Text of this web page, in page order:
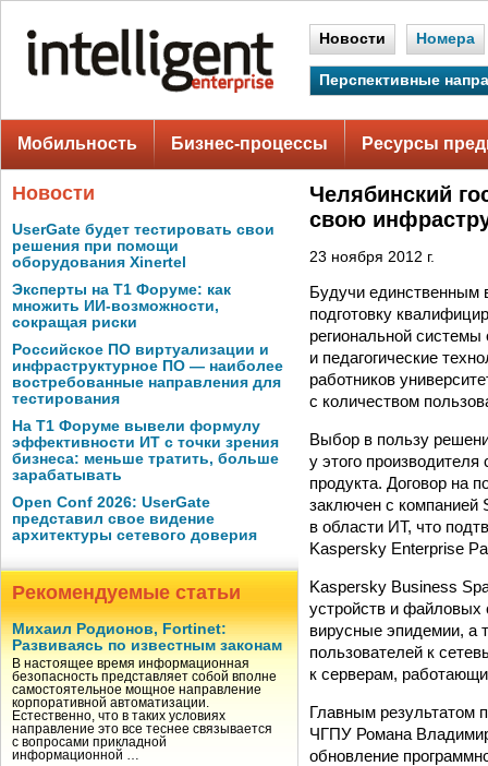
Новости Номера
Перспективные
Мобильность Бизнес-процессы Ресурсы
Новости
UserGate будет тестировать свои
решения при помощи
оборудования Xinertel
Эксперты на Т1 Форуме: как
множить ИИ-возможности,
сокращая риски
Российское ПО виртуализации и
инфраструктурное ПО — наиболее
востребованные направления для
тестирования
На Т1 Форуме вывели формулу
эффективности ИТ с точки зрения
бизнеса: меньше тратить, больше
зарабатывать
Open Conf 2026: UserGate
представил свое видение
архитектуры сетевого доверия
Рекомендуемые статьи
Михаил Родионов, Fortinet:
Развиваясь по известным законам
В настоящее время информационная
безопасность представляет собой вполне
самостоятельное мощное направление
корпоративной автоматизации.
Естественно, что в таких условиях
направление это все теснее связывается
с вопросами прикладной
информационной …
Челябинский
свою
23 ноября 2012 г.
Будучи единственным
подготовку
региональной
и педагогические
работников
с количеством
Выбор в пользу
у этого
продукта. Договор на
заключен с
в области ИТ, что
Kaspersky Enterprise
Kaspersky Business
устройств и файловых
вирусные эпидемии, а
пользователей к
к серверам,
Главным результатом
ЧГПУ Романа
обновление